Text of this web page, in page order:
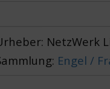
NetzWerk
Engel /